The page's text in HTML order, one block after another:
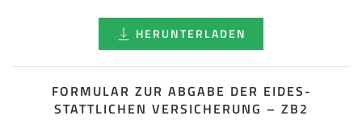
HERUNTERLADEN
FORMULAR ZUR ABGABE DER EIDES­
STATTLICHEN VERSICHERUNG – ZB2